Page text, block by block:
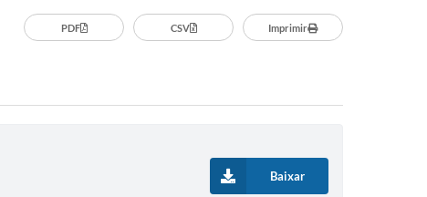
PDF CSV Imprimir
Baixar